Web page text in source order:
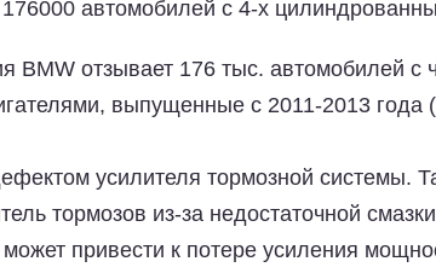
BMW отзывает 176 тыс. автомобилей
выпущенные с 2011-2013 года
усилителя тормозной системы.
тормозов из-за недостаточной
привести к потере усиления